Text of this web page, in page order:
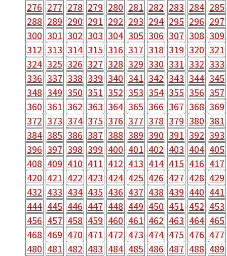
276 277 278 279 280 281 282 283 284 285
288 289 290 291 292 293 294 295 296 297
300 301 302 303 304 305 306 307 308 309
312 313 314 315 316 317 318 319 320 321
324 325 326 327 328 329 330 331 332 333
336 337 338 339 340 341 342 343 344 345
348 349 350 351 352 353 354 355 356 357
360 361 362 363 364 365 366 367 368 369
372 373 374 375 376 377 378 379 380 381
384 385 386 387 388 389 390 391 392 393
396 397 398 399 400 401 402 403 404 405
408 409 410 411 412 413 414 415 416 417
420 421 422 423 424 425 426 427 428 429
432 433 434 435 436 437 438 439 440 441
444 445 446 447 448 449 450 451 452 453
456 457 458 459 460 461 462 463 464 465
468 469 470 471 472 473 474 475 476 477
480 481 482 483 484 485 486 487 488 489